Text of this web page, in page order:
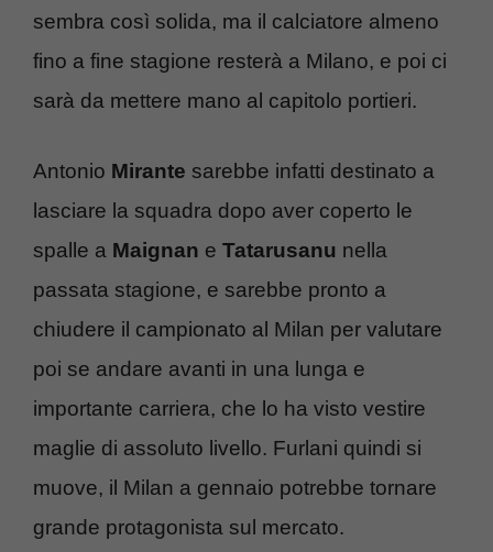
sembra così solida, ma il calciatore almeno
fino a fine stagione resterà a Milano, e poi ci
sarà da mettere mano al capitolo portieri.
Antonio Mirante sarebbe infatti destinato a
lasciare la squadra dopo aver coperto le
spalle a Maignan e Tatarusanu nella
passata stagione, e sarebbe pronto a
chiudere il campionato al Milan per valutare
poi se andare avanti in una lunga e
importante carriera, che lo ha visto vestire
maglie di assoluto livello. Furlani quindi si
muove, il Milan a gennaio potrebbe tornare
grande protagonista sul mercato.